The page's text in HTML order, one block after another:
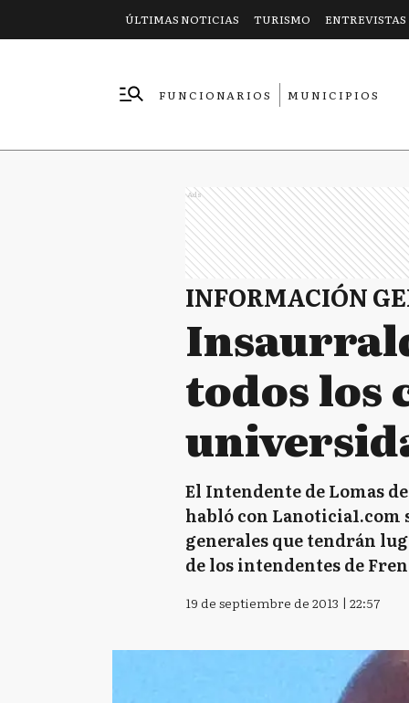
ÚLTIMAS NOTICIAS TURISMO ENTREVISTAS
FUNCIONARIOS
MUNICIPIOS
Ads
INFORMACIÓN
todos los
El Intendente de Lomas
habló con Lanoticia1.com
generales que tendrán
de los intendentes de
19 de septiembre de 2013 | 22:57